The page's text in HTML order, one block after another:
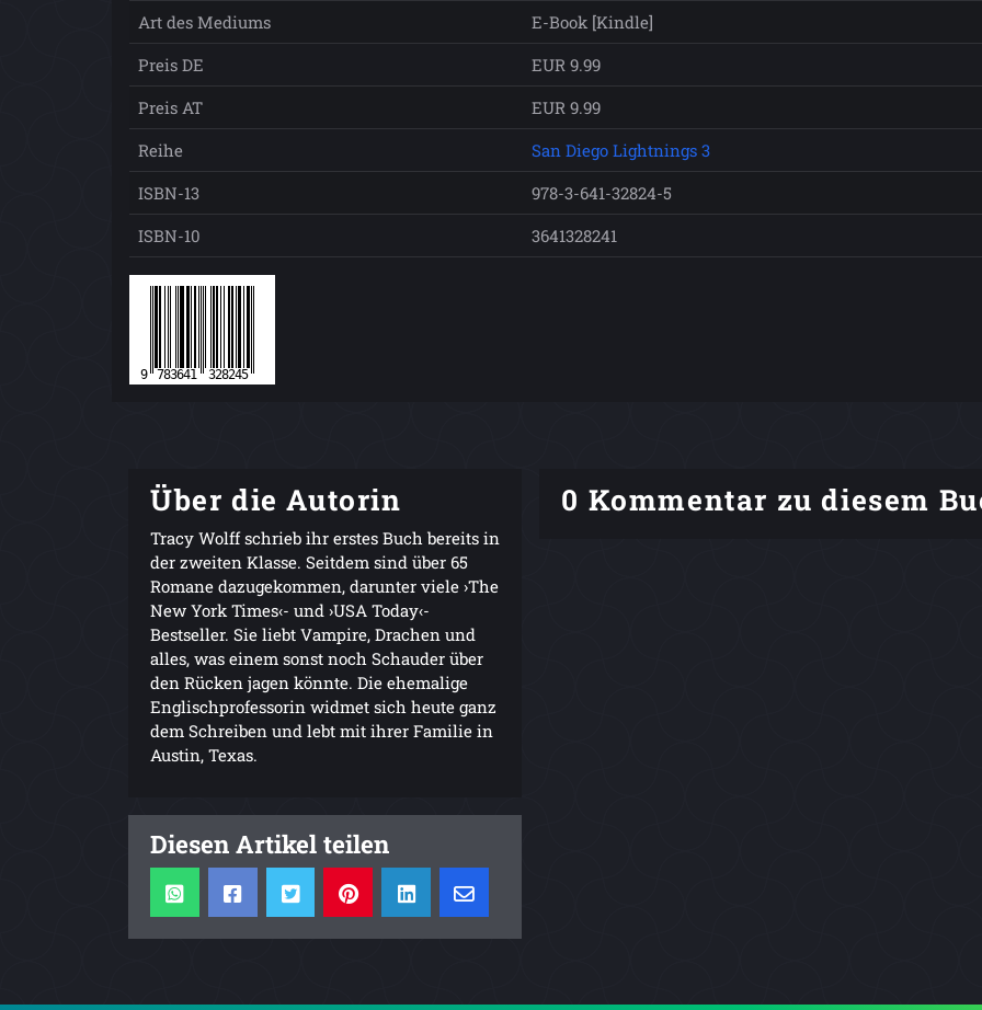
Art des Mediums
E-Book [Kindle]
Preis DE
EUR 9.99
Preis AT
EUR 9.99
Reihe
San Diego Lightnings 3
ISBN-13
978-3-641-32824-5
ISBN-10
3641328241
Über die Autorin
Tracy Wolff schrieb ihr erstes Buch bereits in
der zweiten Klasse. Seitdem sind über 65
Romane dazugekommen, darunter viele ›The
New York Times‹- und ›USA Today‹-
Bestseller. Sie liebt Vampire, Drachen und
alles, was einem sonst noch Schauder über
den Rücken jagen könnte. Die ehemalige
Englischprofessorin widmet sich heute ganz
dem Schreiben und lebt mit ihrer Familie in
Austin, Texas.
Diesen Artikel teilen
0 Kommentar zu diesem